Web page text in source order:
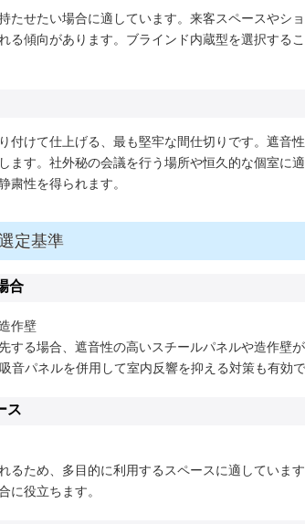
たせたい場合に適しています。来客スペースやシ
る傾向があります。ブラインド内蔵型を選択する
付けて仕上げる、最も堅牢な間仕切りです。遮音
ます。社外秘の会議を行う場所や恒久的な個室に
粛性を得られます。
定基準
合
作壁
する場合、遮音性の高いスチールパネルや造作壁が
音パネルを併用して室内反響を抑える対策も有効で
ス
るため、多目的に利用するスペースに適していま
に役立ちます。